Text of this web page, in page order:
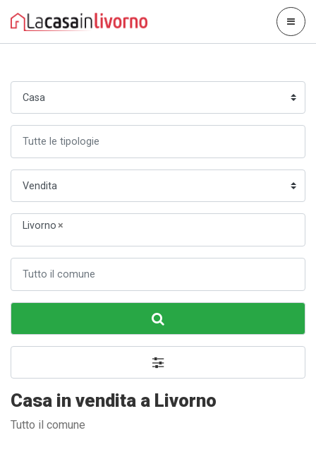
Livorno×
Casa in vendita a Livorno
Tutto il comune